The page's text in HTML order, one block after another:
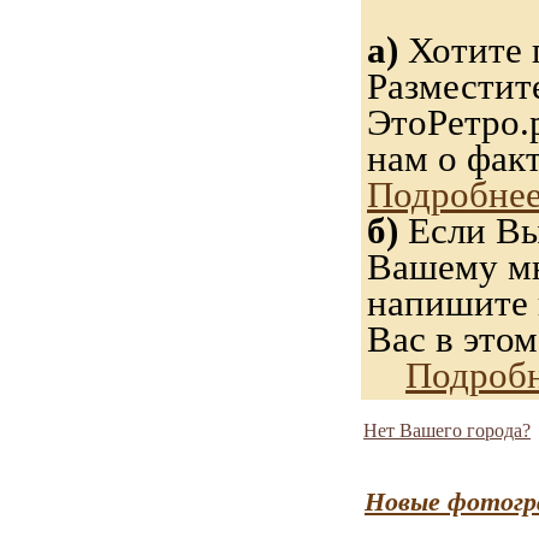
а) Хотите
нам о
б) Если
Вашему
напишите
Вас в
Нет Вашего города?
Новые